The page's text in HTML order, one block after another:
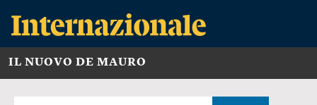
IL NUOVO DE MAURO